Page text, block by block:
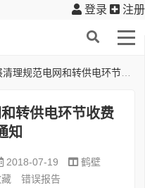
登录 注册
规范电网和转供电环节收费工作的通知
转供电环节收费
知
2018-07-19
鹤壁
错误报告